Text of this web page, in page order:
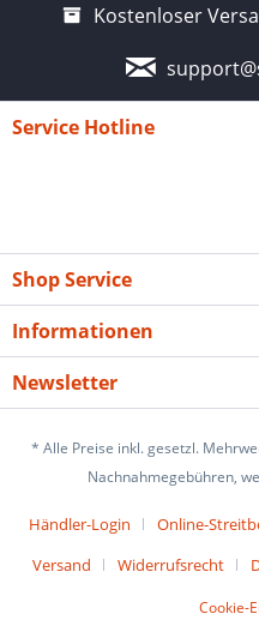
Kostenloser
Service Hotline
Shop Service
Informationen
Newsletter
* Alle Preise inkl. gesetzl.
Nachnahmegebühren,
Händler-Login Online-
Versand
Widerrufsrecht
Cookie-